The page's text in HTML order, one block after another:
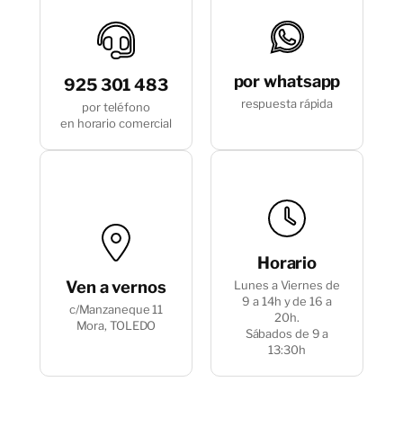
En caso de no recibirlo, le recomendamos
ponerse en contacto con nosotros en el
siguiente teléfono +34 621397826.
925 301 483
por teléfono
en horario comercial
por whatsapp
respuesta rápida
Ven a vernos
c/Manzaneque 11
Mora, TOLEDO
Horario
Lunes a Viernes de
9 a 14h y de 16 a
20h.
Sábados de 9 a
13:30h